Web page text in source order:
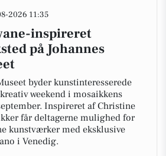
2026 11:35
inspireret
på Johannes
byder kunstinteresserede
weekend i mosaikkens
Inspireret af Christine
får deltagerne mulighed for
kunstværker med eksklusive
i Venedig.